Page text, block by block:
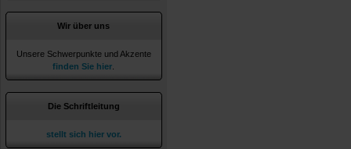
Wir über uns
Unsere Schwerpunkte und Akzente
finden Sie hier
Die Schriftleitung
stellt sich hier vor.